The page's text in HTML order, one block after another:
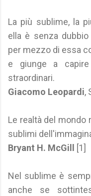
La più sublime, la
ella è senza
per mezzo di essa
e giunge a
straordinari.
Giacomo Leopardi,
Le realtà del mondo
sublimi
Bryant H. McGill
[1]
Nel sublime è
anche se